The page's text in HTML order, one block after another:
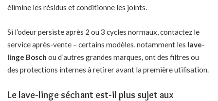
élimine les résidus et conditionne les joints.
Si l’odeur persiste après 2 ou 3 cycles normaux, contactez le
service après-vente – certains modèles, notamment les lave-
linge Bosch ou d’autres grandes marques, ont des filtres ou
des protections internes à retirer avant la première utilisation.
Le lave-linge séchant est-il plus sujet aux